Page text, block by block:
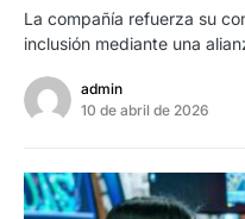
La compañía refuerza su
inclusión mediante una
admin
10 de abril de 2026